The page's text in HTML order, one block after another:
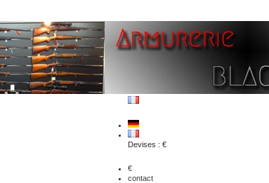
Devises : €
€
contact